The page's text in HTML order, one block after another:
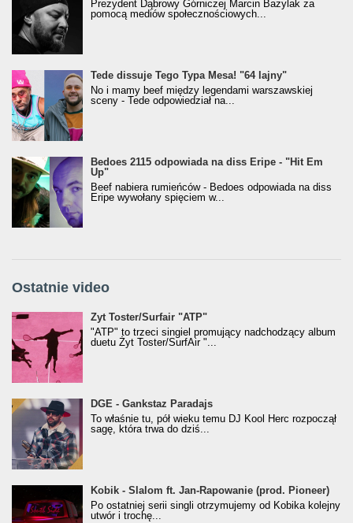
Prezydent Dąbrowy Górniczej Marcin Bazylak za
pomocą mediów społecznościowych...
Tede dissuje Tego Typa Mesa! "64 lajny"
No i mamy beef między legendami warszawskiej
sceny - Tede odpowiedział na...
Bedoes 2115 odpowiada na diss Eripe - "Hit Em
Up"
Beef nabiera rumieńców - Bedoes odpowiada na diss
Eripe wywołany spięciem w...
Ostatnie video
Żyt Toster/SurfAir - ATP VIDEO
Żyt Toster/Surfair "ATP"
"ATP" to trzeci singiel promujący nadchodzący album
duetu Żyt Toster/SurfAir "...
donGURALesko z nagrodą za
Klasyczny/Trueschoolowy Album Roku
(Popkillery 2023)
DGE - Gankstaz Paradajs
To właśnie tu, pół wieku temu DJ Kool Herc rozpoczął
sagę, która trwa do dziś...
Kobik - Slalom ft. Jan-Rapowanie (prod. Pioneer)
[Official Music Visualiser]
Kobik - Slalom ft. Jan-Rapowanie (prod. Pioneer)
Po ostatniej serii singli otrzymujemy od Kobika kolejny
utwór i trochę...